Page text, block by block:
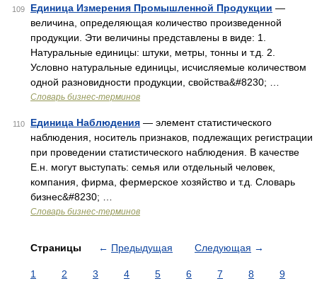
109 Единица Измерения Промышленной Продукции —
величина, определяющая количество произведенной
продукции. Эти величины представлены в виде: 1.
Натуральные единицы: штуки, метры, тонны и т.д. 2.
Условно натуральные единицы, исчисляемые количеством
одной разновидности продукции, свойства&#8230; …
Словарь бизнес-терминов
110 Единица Наблюдения — элемент статистического
наблюдения, носитель признаков, подлежащих регистрации
при проведении статистического наблюдения. В качестве
Е.н. могут выступать: семья или отдельный человек,
компания, фирма, фермерское хозяйство и т.д. Словарь
бизнес&#8230; …
Словарь бизнес-терминов
Страницы ← Предыдущая Следующая →
1 2 3 4 5 6 7 8
9